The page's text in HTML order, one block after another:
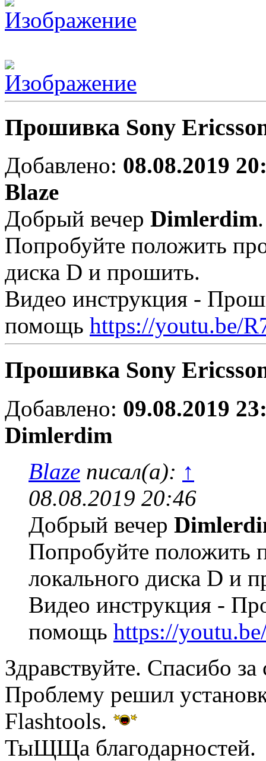
Прошивка Sony
Добавлено: 08.08.2019
Blaze
Добрый вечер Dimlerdim.
Попробуйте положить
диска D и прошить.
Видео инструкция -
помощь https://youtu.be/
Прошивка Sony
Добавлено: 09.08.2019
Dimlerdim
Blaze писал(а): ↑
08.08.2019 20:46
Добрый вечер
Попробуйте положить
локального диска D и
Видео инструкция -
помощь https://
Здравствуйте. Спасибо
Проблему решил
Flashtools.
ТыЩЩа благодарностей.